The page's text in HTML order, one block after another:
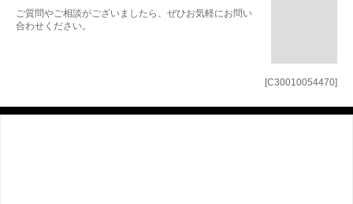
[C30010054470]
ご質問やご相談がございましたら、ぜひお気軽にお問い
合わせください。